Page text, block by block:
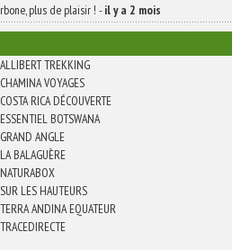
plus de plaisir ! -il y a 2 mois
ALLIBERT TREKKING
CHAMINA VOYAGES
COSTA RICA DÉCOUVERTE
ESSENTIEL BOTSWANA
GRAND ANGLE
LA BALAGUÈRE
NATURABOX
SUR LES HAUTEURS
TERRA ANDINA EQUATEUR
TRACEDIRECTE